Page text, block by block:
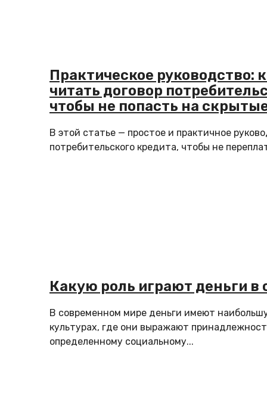
Практическое руководство:
читать договор
чтобы не попасть на
сюрпризов
В этой статье — простое и практичное
потребительского кредита, чтобы не
Какую роль играют деньги в
В современном мире деньги имеют
культурах, где они выражают
определенному социальному...